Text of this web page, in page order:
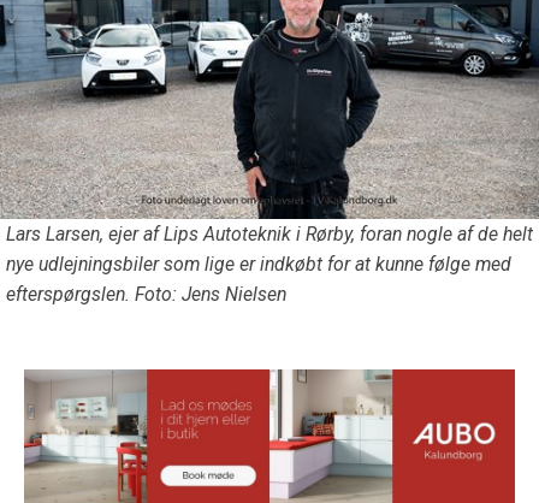
Lars Larsen, ejer af Lips Autoteknik i Rørby, foran nogle af de helt
nye udlejningsbiler som lige er indkøbt for at kunne følge med
efterspørgslen. Foto: Jens Nielsen